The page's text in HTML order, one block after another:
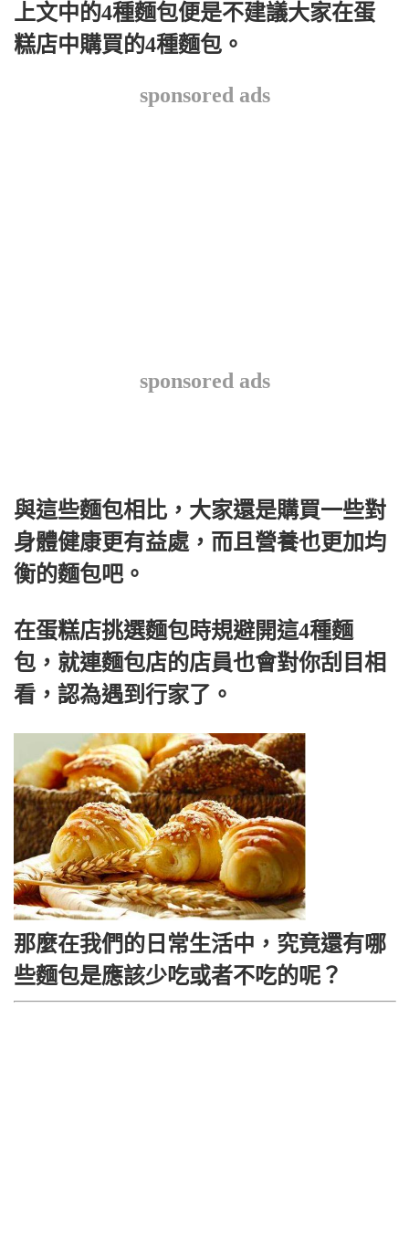
上文中的4種麵包便是不建議大家在蛋
糕店中購買的4種麵包。
sponsored ads
sponsored ads
與這些麵包相比，大家還是購買一些對
身體健康更有益處，而且營養也更加均
衡的麵包吧。
在蛋糕店挑選麵包時規避開這4種麵
包，就連麵包店的店員也會對你刮目相
看，認為遇到行家了。
那麼在我們的日常生活中，究竟還有哪
些麵包是應該少吃或者不吃的呢？